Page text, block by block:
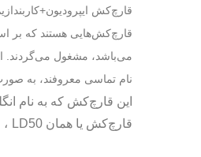
قارچ‌کش
قارچ‌کش‌هایی هستند که بر
می‌باشد، مشغول می‌گردند.
نام تماسی معروفند، به
این قارچ‌کش که به نام
قارچ‌کش یا همان LD50 ، مقدار 5000